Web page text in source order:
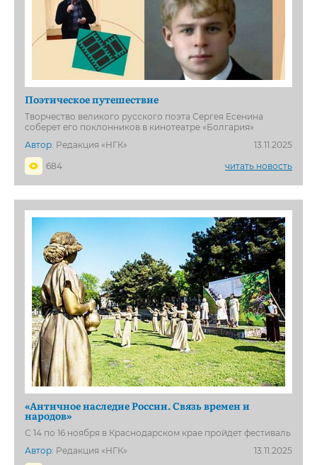
Поэтическое путешествие
Творчество великого русского поэта Сергея Есенина
соберет его поклонников в кинотеатре «Болгария»
Автор: Редакция «НГК»
13.11.2025
684
читать новость
«Античное наследие России. Связь времен и
народов»
С 14 по 16 ноября в Краснодарском крае пройдет фестиваль
Автор: Редакция «НГК»
13.11.2025